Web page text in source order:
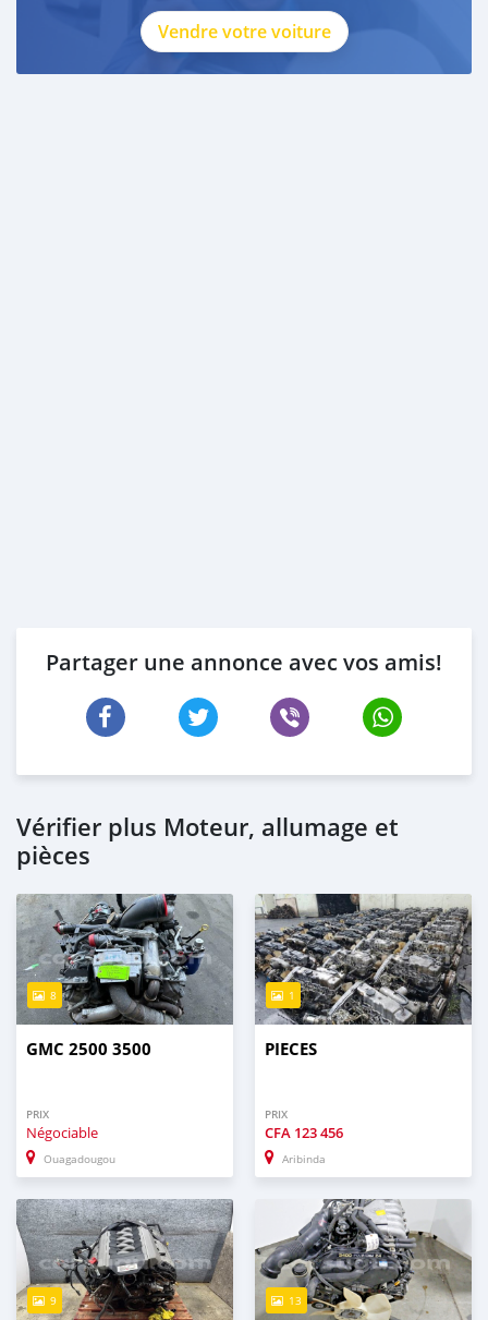
Vendre votre voiture
Partager une annonce avec vos amis!
Vérifier plus Moteur, allumage et
pièces
8
GMC 2500 3500
PRIX
Négociable
Ouagadougou
1
PIECES
PRIX
CFA 123 456
Aribinda
9 13